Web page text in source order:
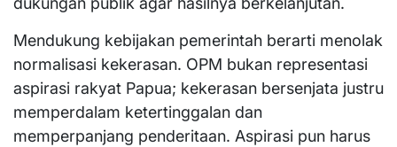
Mendukung kebijakan pemerintah berarti menolak
normalisasi kekerasan. OPM bukan representasi
aspirasi rakyat Papua; kekerasan bersenjata justru
memperdalam ketertinggalan dan
memperpanjang penderitaan. Aspirasi pun harus